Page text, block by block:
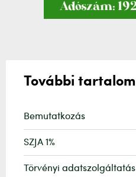
További tartalom
Bemutatkozás
SZJA 1%
Törvényi adatszolgáltatás